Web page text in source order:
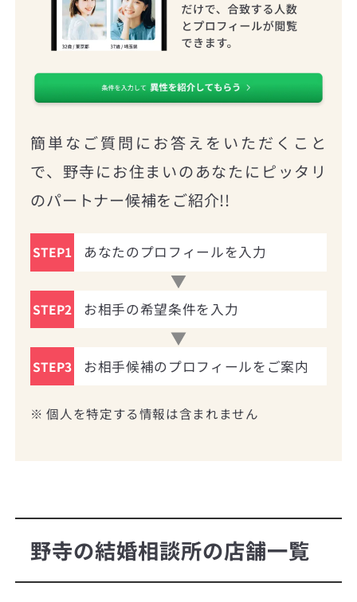
簡単なご質問にお答えをいただくこと
で、野寺にお住まいのあなたにピッタリ
のパートナー候補をご紹介!!
STEP1 あなたのプロフィールを入力
STEP2 お相手の希望条件を入力
STEP3 お相手候補のプロフィールをご案内
※ 個人を特定する情報は含まれません
野寺の結婚相談所の店舗一覧